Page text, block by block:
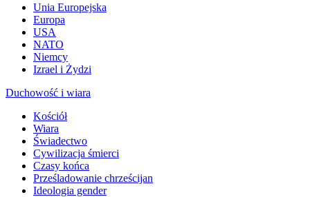
Unia Europejska
Europa
USA
NATO
Niemcy
Izrael i Żydzi
Duchowość i wiara
Kościół
Wiara
Świadectwo
Cywilizacja śmierci
Czasy końca
Prześladowanie chrześcijan
Ideologia gender